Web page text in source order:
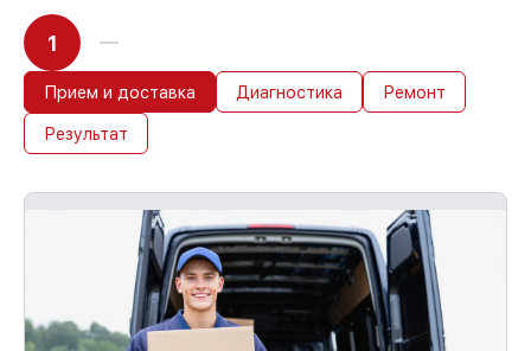
1
Прием и доставка Диагностика Ремонт
Результат